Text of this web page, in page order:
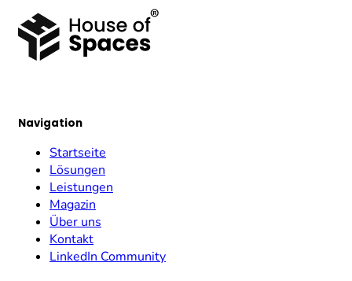
Navigation
Startseite
Lösungen
Leistungen
Magazin
Über uns
Kontakt
LinkedIn Community